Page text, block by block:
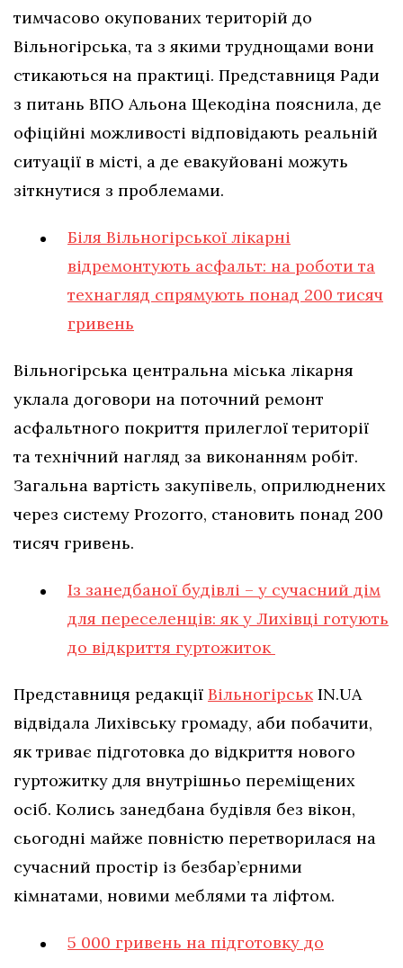
тимчасово окупованих територій до
Вільногірська, та з якими труднощами вони
стикаються на практиці. Представниця Ради
з питань ВПО Альона Щекодіна пояснила, де
офіційні можливості відповідають реальній
ситуації в місті, а де евакуйовані можуть
зіткнутися з проблемами.
Біля Вільногірської лікарні
відремонтують асфальт: на роботи та
технагляд спрямують понад 200 тисяч
гривень
Вільногірська центральна міська лікарня
уклала договори на поточний ремонт
асфальтного покриття прилеглої території
та технічний нагляд за виконанням робіт.
Загальна вартість закупівель, оприлюднених
через систему Prozorro, становить понад 200
тисяч гривень.
Із занедбаної будівлі – у сучасний дім
для переселенців: як у Лихівці готують
до відкриття гуртожиток
Представниця редакції ВільногірськIN.UA
відвідала Лихівську громаду, аби побачити,
як триває підготовка до відкриття нового
гуртожитку для внутрішньо переміщених
осіб. Колись занедбана будівля без вікон,
сьогодні майже повністю перетворилася на
сучасний простір із безбар’єрними
кімнатами, новими меблями та ліфтом.
5 000 гривень на підготовку до